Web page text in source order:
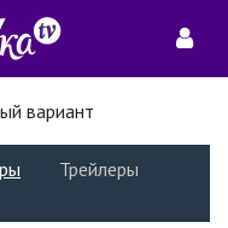
вариант
Трейлеры